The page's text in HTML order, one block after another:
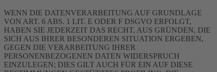
WENN DIE DATENVERARBEITUNG AUF GRUNDLAGE
VON ART. 6 ABS. 1 LIT. E ODER F DSGVO ERFOLGT,
HABEN SIE JEDERZEIT DAS RECHT, AUS GRÜNDEN, DIE
SICH AUS IHRER BESONDEREN SITUATION ERGEBEN,
GEGEN DIE VERARBEITUNG IHRER
PERSONENBEZOGENEN DATEN WIDERSPRUCH
EINZULEGEN; DIES GILT AUCH FÜR EIN AUF DIESE